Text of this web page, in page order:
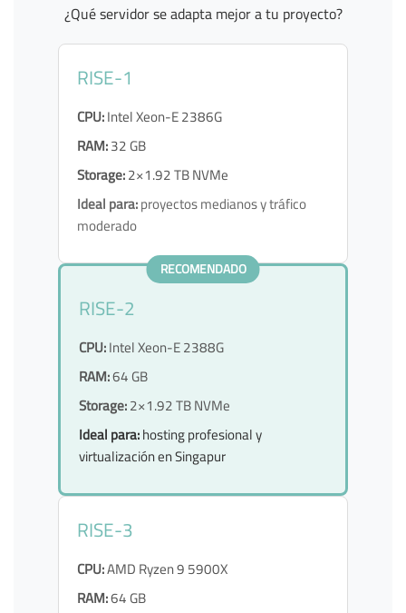
¿Qué servidor se adapta mejor a tu proyecto?
RISE-1
CPU:Intel Xeon-E 2386G
RAM:32 GB
Storage:2×1.92 TB NVMe
Ideal para:proyectos medianos y tráfico
moderado
RECOMENDADO
RISE-2
CPU:Intel Xeon-E 2388G
RAM:64 GB
Storage:2×1.92 TB NVMe
Ideal para:hosting profesional y
virtualización en Singapur
RISE-3
CPU:AMD Ryzen 9 5900X
RAM:64 GB